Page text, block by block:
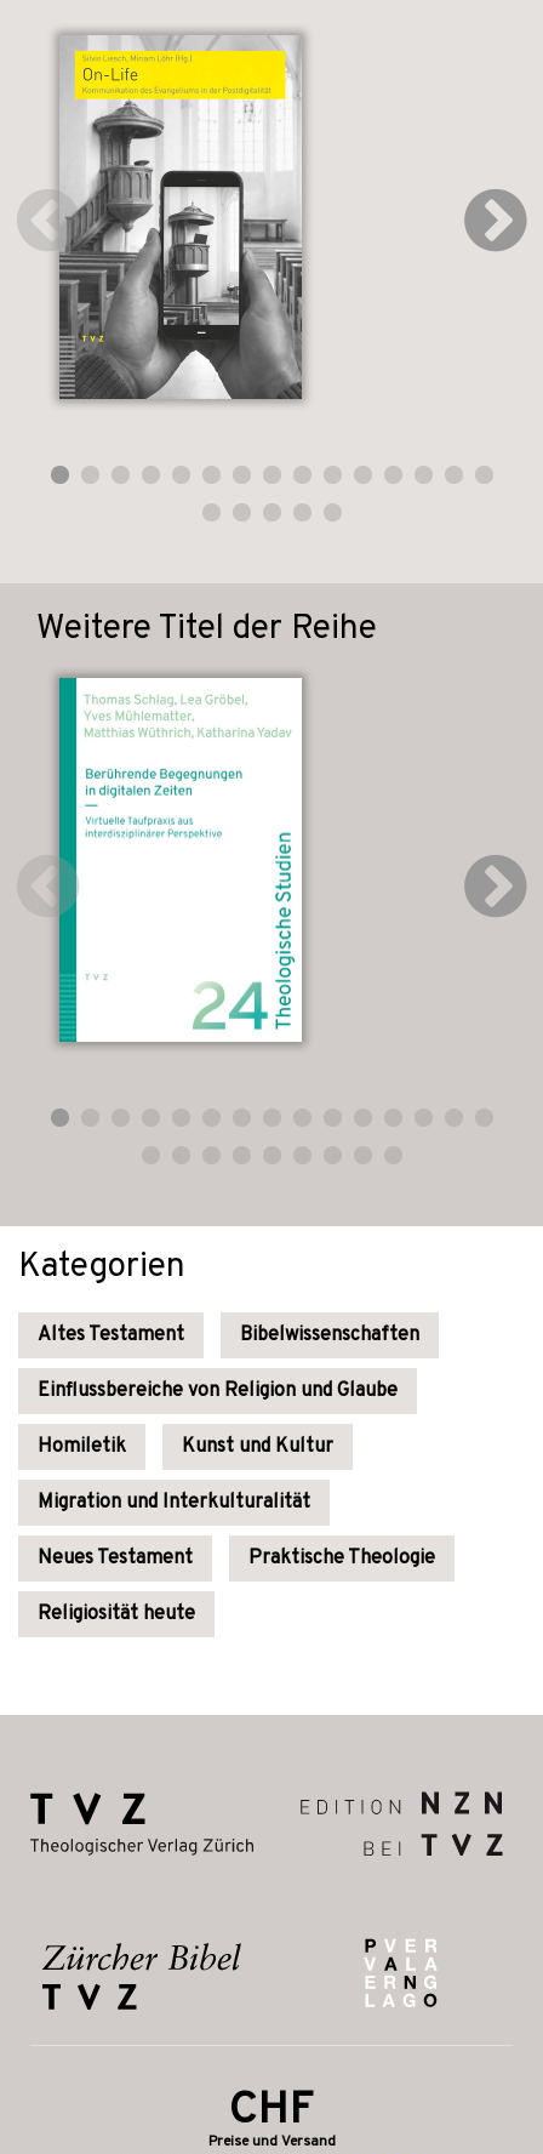
Weitere Titel der Reihe
Kategorien
Altes Testament Bibelwissenschaften
Einflussbereiche von Religion und Glaube
Homiletik Kunst und Kultur
Migration und Interkulturalität
Neues Testament Praktische Theologie
Religiosität heute
CHF
Preise und Versand